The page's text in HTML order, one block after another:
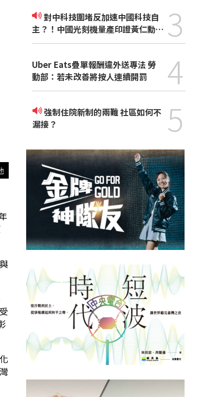
對中科技圍堵反加速中國科技自
主？！中國光刻機量產印證黃仁勳觀
點
3
Uber Eats疊單報酬違外送專法 勞
動部：若未改善將按人連續開罰
4
強制住院新制的兩難 社區如何不
漏接？
5